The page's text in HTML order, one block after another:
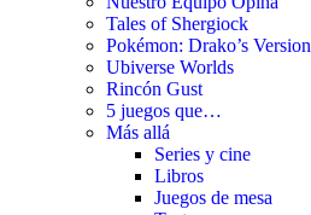
Tales of Shergiock
Pokémon: Drako’s Version
Ubiverse Worlds
Rincón Gust
5 juegos que…
Más allá
Series y cine
Libros
Juegos de mesa